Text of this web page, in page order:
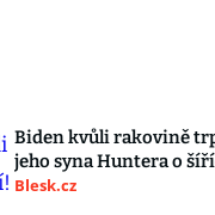
Biden kvůli rakovině
jeho syna Huntera o
Blesk.cz